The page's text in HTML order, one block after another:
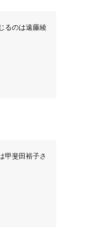
るのは遠藤綾
甲斐田裕子さ